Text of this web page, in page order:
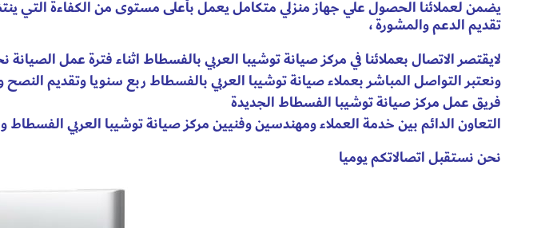
يضمن لعملائنا الحصول علي جهاز منزلي متكامل يعمل بأعلى مستوى من الكفاءة التي
تقديم الدعم والمشورة ،
لايقتصر الاتصال بعملائنا في مركز صيانة توشيبا العربي بالفسطاط اثناء فترة عمل
ونعتبر التواصل المباشر بعملاء صيانة توشيبا العربي بالفسطاط ربع سنويا وتقديم
فريق عمل مركز صيانة توشيبا الفسطاط الجديدة
التعاون الدائم بين خدمة العملاء ومهندسين وفنيين مركز صيانة توشيبا العربي
نحن نستقبل اتصالاتكم يوميا